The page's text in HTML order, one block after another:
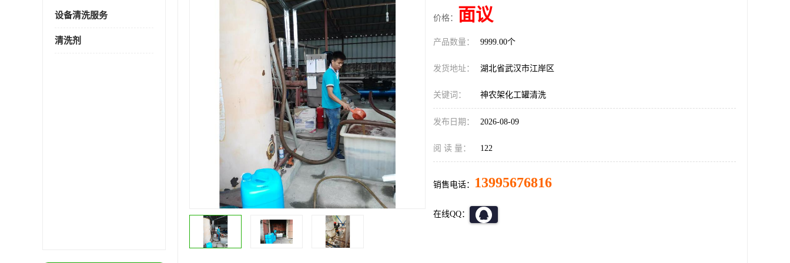
设备清洗服务
清洗剂
价格： 面议
产品数量： 9999.00个
发货地址： 湖北省武汉市江岸区
关键词： 神农架化工罐清洗
发布日期： 2026-08-09
阅 读 量： 122
销售电话： 13995676816
在线QQ：